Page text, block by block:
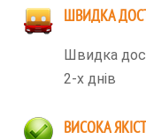
ШВИДКА
Швидка
2-х днів
ВИСОКА